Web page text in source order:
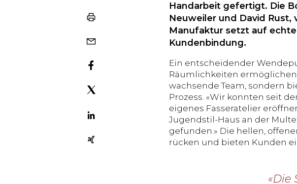
Handarbeit gefertigt. Die
Neuweiler und David
Manufaktur setzt auf
Kundenbindung.
Ein entscheidender
Räumlichkeiten
wachsende Team, sondern
Prozess. «Wir konnten seit
eigenes Fasseratelier
Jugendstil-Haus an der
gefunden.» Die hellen,
rücken und bieten Kunden
«Die